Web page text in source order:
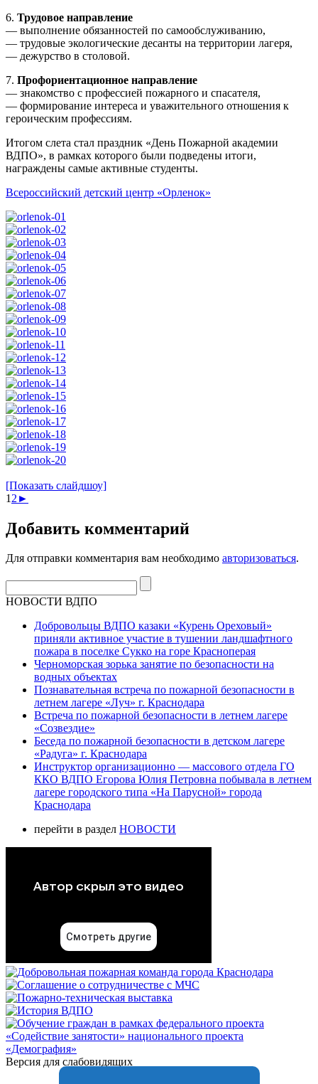
6. Трудовое направление
— выполнение обязанностей по самообслуживанию,
— трудовые экологические десанты на территории лагеря,
— дежурство в столовой.
7. Профориентационное направление
— знакомство с профессией пожарного и спасателя,
— формирование интереса и уважительного отношения к
героическим профессиям.
Итогом слета стал праздник «День Пожарной академии
ВДПО», в рамках которого были подведены итоги,
награждены самые активные студенты.
Всероссийский детский центр «Орленок»
[Показать слайдшоу]
1 2 ►
Добавить комментарий
Для отправки комментария вам необходимо авторизоваться.
НОВОСТИ ВДПО
Добровольцы ВДПО казаки «Курень Ореховый»
приняли активное участие в тушении ландшафтного
пожара в поселке Сукко на горе Красноперая
Черноморская зорька занятие по безопасности на
водных объектах
Познавательная встреча по пожарной безопасности в
летнем лагере «Луч» г. Краснодара
Встреча по пожарной безопасности в летнем лагере
«Созвездие»
Беседа по пожарной безопасности в детском лагере
«Радуга» г. Краснодара
Инструктор организационно — массового отдела ГО
ККО ВДПО Егорова Юлия Петровна побывала в летнем
лагере городского типа «На Парусной» города
Краснодара
перейти в раздел НОВОСТИ
Версия для слабовидящих